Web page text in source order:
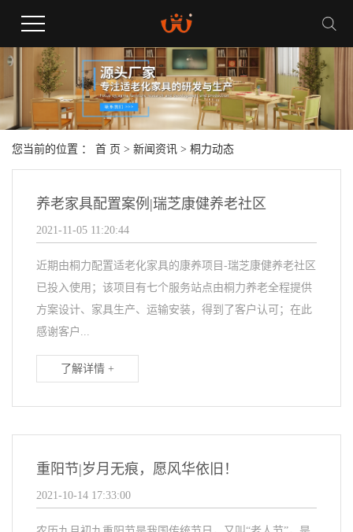
您当前的位置 ： 首 页 > 新闻资讯 > 桐力动态
养老家具配置案例|瑞芝康健养老社区
2021-11-05 11:20:44
近期由桐力配置适老化家具的康养项目-瑞芝康健养老社区
已投入使用；该项目有七个服务站点由桐力养老全程提供
方案设计、家具生产、运输安装，得到了客户认可；在此
感谢客户...
了解详情 +
重阳节|岁月无痕，愿风华依旧！
2021-10-14 17:33:00